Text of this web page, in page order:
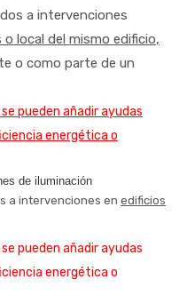
a intervenciones
local del mismo edificio,
o como parte de un
pueden añadir ayudas
energética o
de iluminación
a intervenciones en edificios
pueden añadir ayudas
energética o